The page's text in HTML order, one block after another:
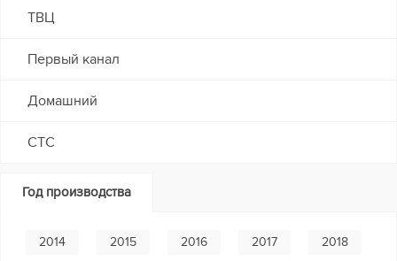
ТВЦ
Первый канал
Домашний
СТС
Год производства
2014 2015 2016 2017 2018